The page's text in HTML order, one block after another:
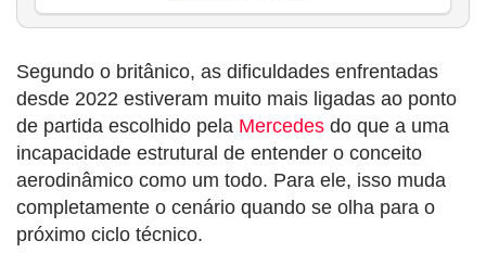
Segundo o britânico, as dificuldades enfrentadas
desde 2022 estiveram muito mais ligadas ao ponto
de partida escolhido pela Mercedes do que a uma
incapacidade estrutural de entender o conceito
aerodinâmico como um todo. Para ele, isso muda
completamente o cenário quando se olha para o
próximo ciclo técnico.